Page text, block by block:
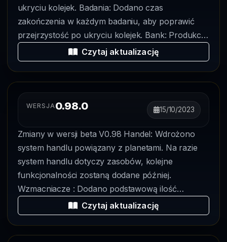
ukryciu kolejek. Badania: Dodano czas
zakończenia w każdym badaniu, aby poprawić
przejrzystość po ukryciu kolejek. Bank: Produkcja
Czytaj aktualizację
WERSJA0.98.0 15/10/2023
Zmiany w wersji beta V0.98 Handel: Wdrożono
system handlu powiązany z planetami. Na razie
system handlu dotyczy zasobów, kolejne
funkcjonalności zostaną dodane później.
Wzmacniacze : Dodano podstawową ilość
wzmacniaczy,... Czytaj aktualizację